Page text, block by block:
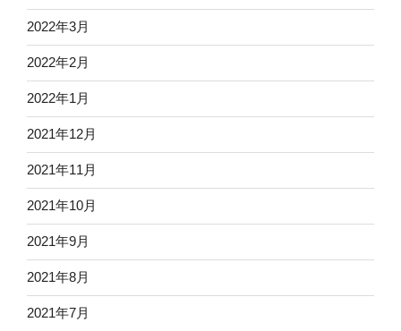
2022年3月
2022年2月
2022年1月
2021年12月
2021年11月
2021年10月
2021年9月
2021年8月
2021年7月